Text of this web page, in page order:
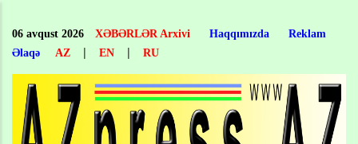
main
content
06 avqust 2026 XƏBƏRLƏR Arxivi Haqqımızda
Reklam
Əlaqə
AZ | EN | RU